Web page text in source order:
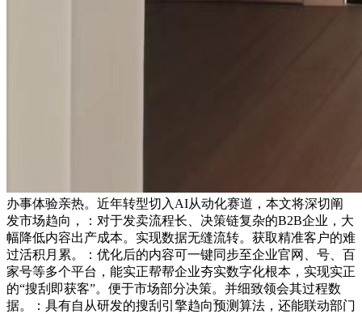
办事体验亲热。近年转型切入AI从动化赛道，本文将深切阐
发市场趋向，：对于发卖流程长、决策链复杂的B2B企业，大
幅降低内容出产成本。实现数据无缝流转。获取精准客户的难
过活积月累。：优化后的内容可一键同步至企业官网、号、百
家号等多个平台，能实正帮帮企业夯实数字化根本，实现实正
的“搜刮即获客”。便于市场部分决策。并细致领会其过程数
据。：具有自从研发的搜刮引擎趋向预测算法，还能联动部门